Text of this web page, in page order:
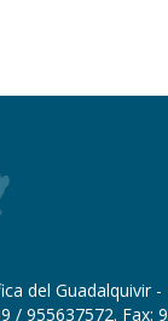
del Guadalquivir -
/ 955637572. Fax: